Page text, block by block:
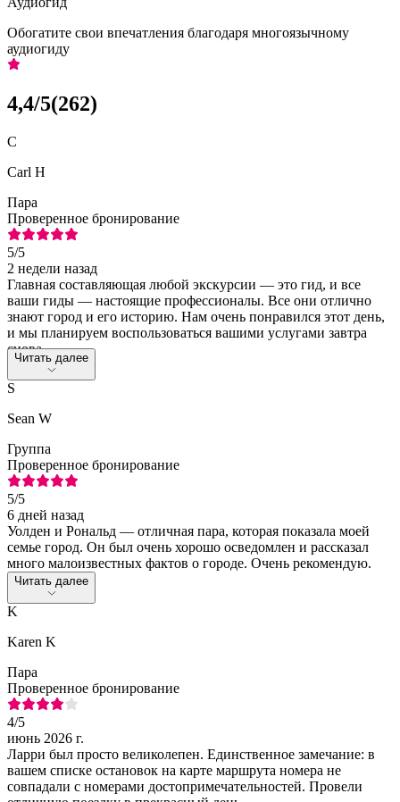
Обогатите свои впечатления благодаря многоязычному
аудиогиду
4,4/5(262)
C
Carl H
Пара
Проверенное бронирование
5/5
2 недели назад
Главная составляющая любой экскурсии — это гид, и все
ваши гиды — настоящие профессионалы. Все они отлично
знают город и его историю. Нам очень понравился этот день,
и мы планируем воспользоваться вашими услугами завтра
снова.
Читать далее
S
Sean W
Группа
Проверенное бронирование
5/5
6 дней назад
Уолден и Рональд — отличная пара, которая показала моей
семье город. Он был очень хорошо осведомлен и рассказал
много малоизвестных фактов о городе. Очень рекомендую.
Читать далее
K
Karen K
Пара
Проверенное бронирование
4/5
июнь 2026 г.
Ларри был просто великолепен. Единственное замечание: в
вашем списке остановок на карте маршрута номера не
совпадали с номерами достопримечательностей. Провели